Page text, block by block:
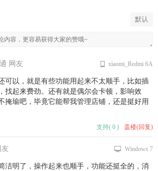
默认
网友
可以，就是有些功能用起来不太顺手，比如插
找起来费劲。还有就是偶尔会卡顿，影响效
掩瑜吧，毕竟它能帮我管理店铺，还是挺好用
xiaomi_Redmi 6A
支持( 0 ) 盖楼(回复)
洁明了，操作起来也顺手，功能还挺全的，消
Windows 7